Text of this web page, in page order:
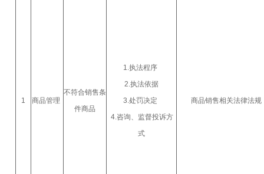
1 商品管理
不符合销售条
件商品
1.执法程序
2.执法依据
3.处罚决定
4.咨询、监督投诉方
式
商品销售相关法律法规